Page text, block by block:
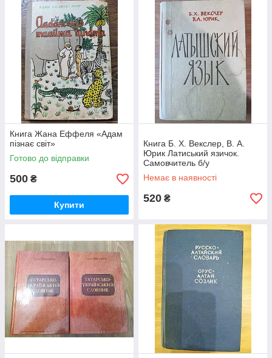
Книга Жана Еффеля «Адам
пізнає світ»
Готово до відправки
500 ₴
Купити
Книга Б. Х. Векслер, В. А.
Юрик Латиський язичок.
Самовчитель б/у
Немає в наявності
520 ₴